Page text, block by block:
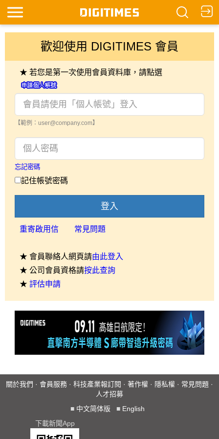
歡迎使用 DIGITIMES 會員
★ 若您是第一次使用會員資料庫，請點選
【範例：user@company.com】
忘記密碼
記住帳號密碼
登入
重寄啟用信 常見問題
★ 會員聯絡人網頁請由此登入
★ 公司會員資格請按此查詢
★ 評估申請
關於我們 · 會員服務 · 科技產業報訂閱 · 著作權 · 隱私權 · 常見問題 ·
人才招募
■ 中文简体版 ■ English
下載新聞App